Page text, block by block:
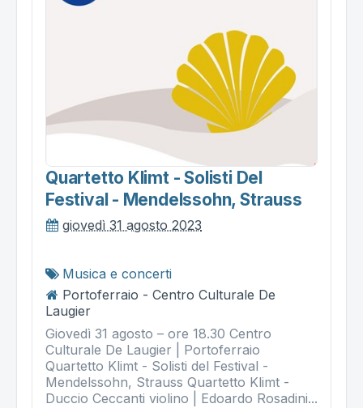
Quartetto Klimt - Solisti Del
Festival - Mendelssohn, Strauss
giovedì 31 agosto 2023
Musica e concerti
Portoferraio - Centro Culturale De
Laugier
Giovedì 31 agosto – ore 18.30 Centro
Culturale De Laugier | Portoferraio
Quartetto Klimt - Solisti del Festival -
Mendelssohn, Strauss Quartetto Klimt -
Duccio Ceccanti violino | Edoardo Rosadini...